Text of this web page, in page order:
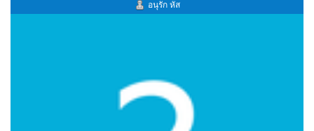
อนุรัก หัส